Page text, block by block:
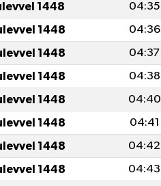
1448 04:35
1448 04:36
1448 04:37
1448 04:38
1448 04:40
1448 04:41
1448 04:42
1448 04:43